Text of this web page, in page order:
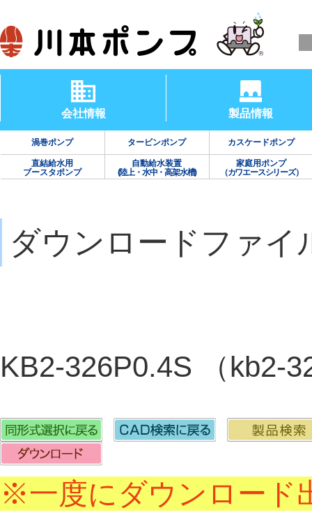
会社情報 製品情報
渦巻ポンプ タービンポンプ カスケードポンプ
直結給水用
ブースタポンプ
自動給水装置
(陸上・水中・高架水槽)
家庭用ポンプ
（カワエースシリーズ）
ダウンロードファイ
KB2-326P0.4S （
※一度にダウンロード